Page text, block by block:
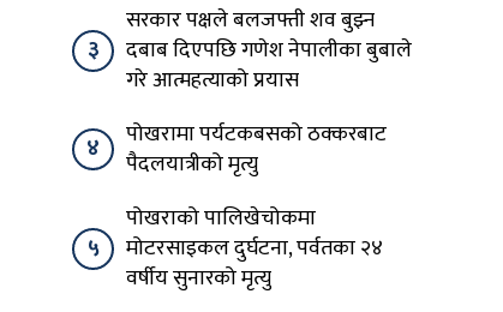
३
सरकार पक्षले बलजफ्ती शव बुझ्न
दबाब दिएपछि गणेश नेपालीका बुबाले
गरे आत्महत्याको प्रयास
४
पोखरामा पर्यटकबसको ठक्करबाट
पैदलयात्रीको मृत्यु
५
पोखराको पालिखेचोकमा
मोटरसाइकल दुर्घटना, पर्वतका २४
वर्षीय सुनारको मृत्यु